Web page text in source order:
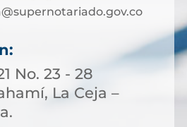
No. 23 - 28
La Ceja –